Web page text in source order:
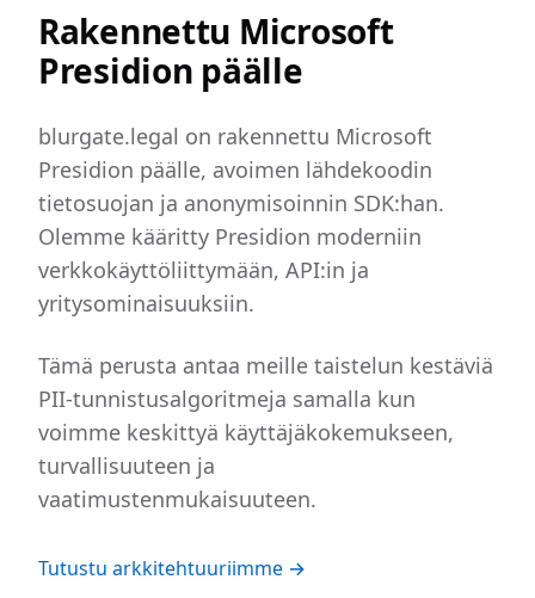
Rakennettu Microsoft
Presidion päälle
blurgate.legal on rakennettu Microsoft
Presidion päälle, avoimen lähdekoodin
tietosuojan ja anonymisoinnin SDK:han.
Olemme kääritty Presidion moderniin
verkkokäyttöliittymään, API:in ja
yritysominaisuuksiin.
Tämä perusta antaa meille taistelun kestäviä
PII-tunnistusalgoritmeja samalla kun
voimme keskittyä käyttäjäkokemukseen,
turvallisuuteen ja
vaatimustenmukaisuuteen.
Tutustu arkkitehtuuriimme →